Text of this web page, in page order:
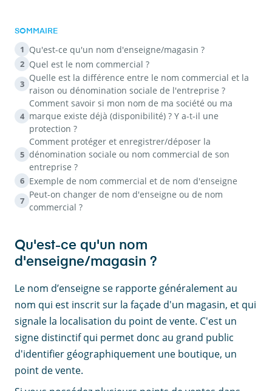
SOMMAIRE
1 Qu'est-ce qu'un nom d'enseigne/magasin ?
2 Quel est le nom commercial ?
3
Quelle est la différence entre le nom commercial et la
raison ou dénomination sociale de l'entreprise ?
4
Comment savoir si mon nom de ma société ou ma
marque existe déjà (disponibilité) ? Y a-t-il une
protection ?
5
Comment protéger et enregistrer/déposer la
dénomination sociale ou nom commercial de son
entreprise ?
6 Exemple de nom commercial et de nom d'enseigne
7
Peut-on changer de nom d'enseigne ou de nom
commercial ?
Qu'est-ce qu'un nom
d'enseigne/magasin ?
Le nom d’enseigne se rapporte généralement au
nom qui est inscrit sur la façade d'un magasin, et qui
signale la localisation du point de vente. C'est un
signe distinctif qui permet donc au grand public
d'identifier géographiquement une boutique, un
point de vente.